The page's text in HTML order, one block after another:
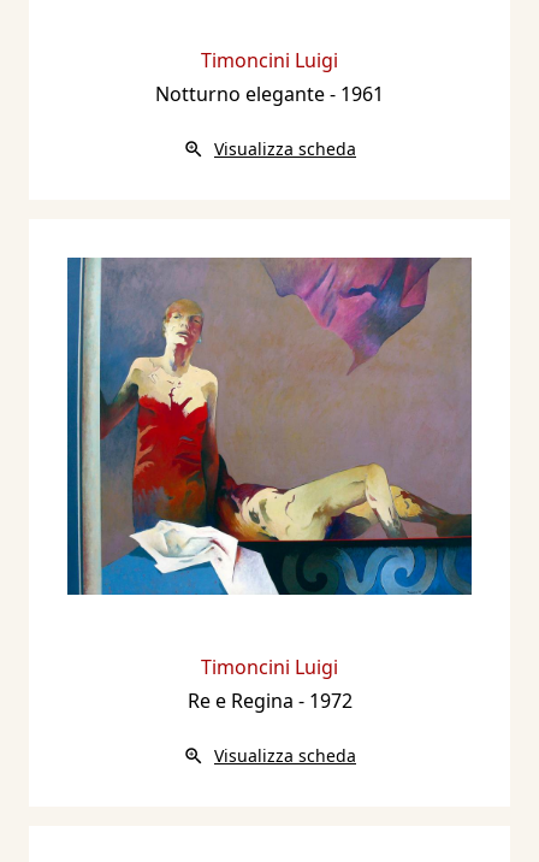
Timoncini Luigi
Notturno elegante- 1961
Visualizza scheda
Timoncini Luigi
Re e Regina - 1972
Visualizza scheda